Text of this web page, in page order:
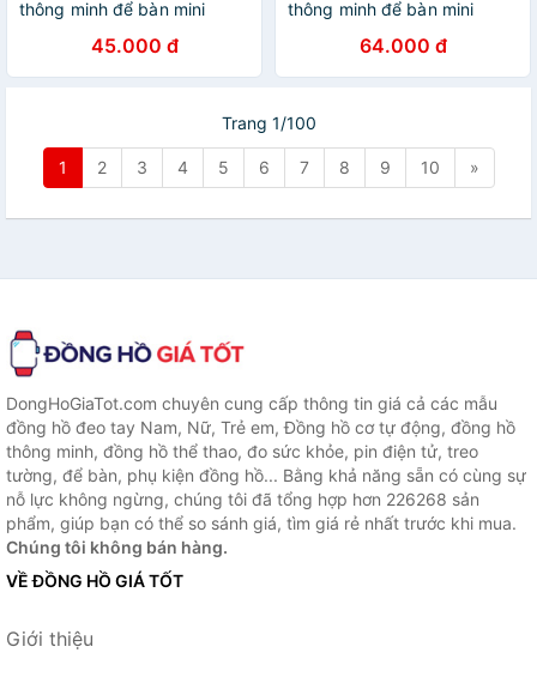
thông minh để bàn mini
45.000 đ
thông minh để bàn mini
64.000 đ
Trang 1/100
1 2 3 4 5 6 7 8 9 10 »
DongHoGiaTot.com chuyên cung cấp thông tin giá cả các mẫu
đồng hồ đeo tay Nam, Nữ, Trẻ em, Đồng hồ cơ tự động, đồng hồ
thông minh, đồng hồ thể thao, đo sức khỏe, pin điện tử, treo
tường, để bàn, phụ kiện đồng hồ... Bằng khả năng sẵn có cùng sự
nỗ lực không ngừng, chúng tôi đã tổng hợp hơn 226268 sản
phẩm, giúp bạn có thể so sánh giá, tìm giá rẻ nhất trước khi mua.
Chúng tôi không bán hàng.
VỀ ĐỒNG HỒ GIÁ TỐT
Giới thiệu